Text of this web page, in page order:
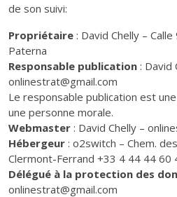
de son suivi:
Propriétaire : David Chelly –
Paterna
Responsable publication : David
onlinestrat@gmail.com
Le responsable publication est
une personne morale.
Webmaster : David Chelly –
Hébergeur : o2switch – Chem.
Clermont-Ferrand +33 4 44 44 60
Délégué à la protection des
onlinestrat@gmail.com